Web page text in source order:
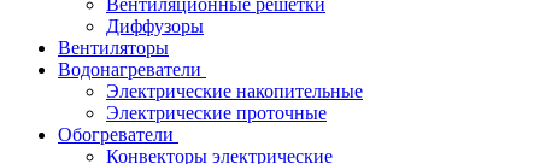
Вентиляционные решетки
Диффузоры
Вентиляторы
Водонагреватели
Электрические накопительные
Электрические проточные
Обогреватели
Конвекторы электрические